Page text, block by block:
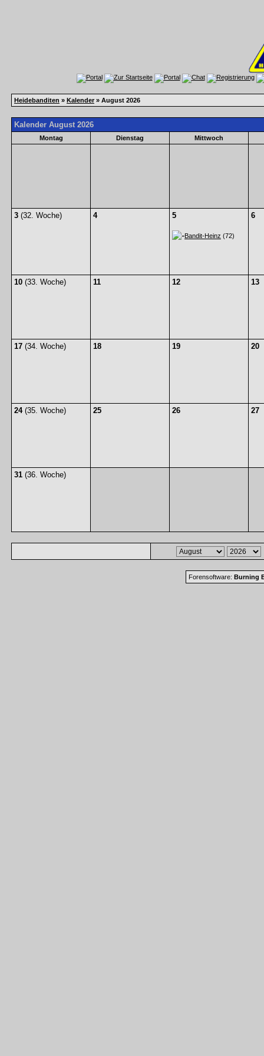
Heidebanditen » Kalender » August 2026
Kalender August 2026
Montag Dienstag Mittwoch
3 (32. Woche) 4 5
Bandit-Heinz (72)
6
10 (33. Woche) 11 12 13
17 (34. Woche) 18 19 20
24(35. Woche) 25 26 27
31 (36. Woche)
Forensoftware: Burning